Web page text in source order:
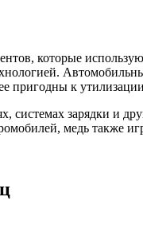
которые
пригодны к
системах зарядки и
медь также